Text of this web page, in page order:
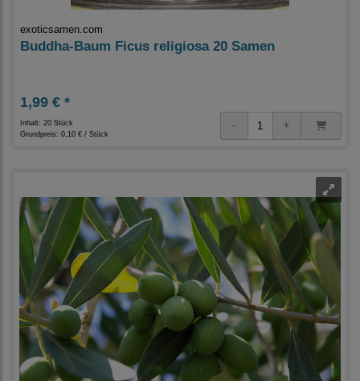
exoticsamen.com
Buddha-Baum Ficus religiosa 20 Samen
1,99 € *
Inhalt: 20 Stück
Grundpreis: 0,10 € / Stück